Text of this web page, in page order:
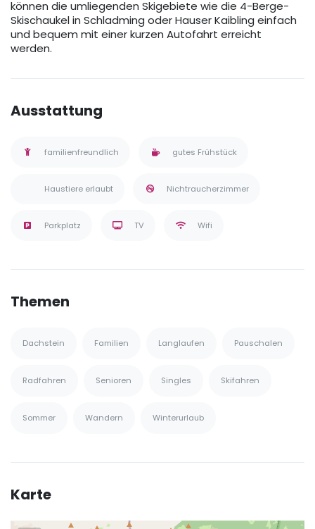
können die umliegenden Skigebiete wie die 4-Berge-
Skischaukel in Schladming oder Hauser Kaibling einfach
und bequem mit einer kurzen Autofahrt erreicht
werden.
Ausstattung
familienfreundlich gutes Frühstück
Haustiere erlaubt Nichtraucherzimmer
Parkplatz TV Wifi
Themen
Dachstein Familien Langlaufen Pauschalen
Radfahren Senioren Singles Skifahren
Sommer Wandern Winterurlaub
Karte